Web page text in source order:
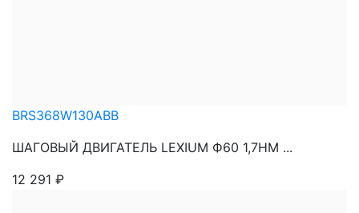
BRS368W130ABB
ШАГОВЫЙ ДВИГАТЕЛЬ LEXIUM Ф60 1,7НМ ...
12 291 ₽